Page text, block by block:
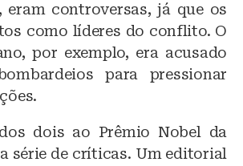
eram controversas, já que os
como líderes do conflito. O
por exemplo, era acusado
para pressionar
dois ao Prêmio Nobel da
série de críticas. Um editorial